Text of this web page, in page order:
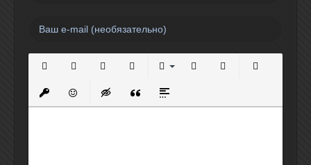
Вставить защищенную ссылку
Вставить смайлик
Вставка скрытого текста
Вставка цитаты
Вставка спойлера